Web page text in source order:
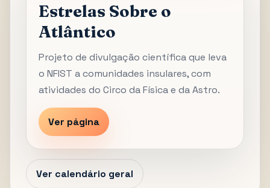
Estrelas Sobre o
Atlântico
Projeto de divulgação científica que leva
o NFIST a comunidades insulares, com
atividades do Circo da Física e da Astro.
Ver página
Ver calendário geral